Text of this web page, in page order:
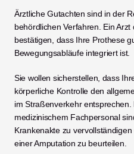
Ärztliche Gutachten sind in der
behördlichen Verfahren. Ein
bestätigen, dass Ihre Prothese
Bewegungsabläufe integriert ist.
Sie wollen sicherstellen, dass
körperliche Kontrolle den
im Straßenverkehr
medizinischem Fachpersonal
Krankenakte zu
einer Amputation zu beurteilen.